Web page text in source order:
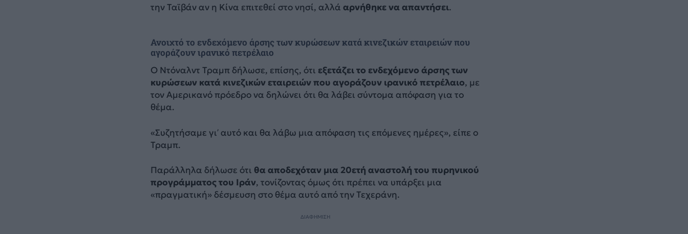
την Ταϊβάν αν η Κίνα επιτεθεί στο νησί, αλλά αρνήθηκε να απαντήσει.
Ανοιχτό το ενδεχόμενο άρσης των κυρώσεων κατά κινεζικών εταιρειών που
αγοράζουν ιρανικό πετρέλαιο
Ο Ντόναλντ Τραμπ δήλωσε, επίσης, ότι εξετάζει το ενδεχόμενο άρσης των
κυρώσεων κατά κινεζικών εταιρειών που αγοράζουν ιρανικό πετρέλαιο, με
τον Αμερικανό πρόεδρο να δηλώνει ότι θα λάβει σύντομα απόφαση για το
θέμα.
«Συζητήσαμε γι’ αυτό και θα λάβω μια απόφαση τις επόμενες ημέρες», είπε ο
Τραμπ.
Παράλληλα δήλωσε ότι θα αποδεχόταν μια 20ετή αναστολή του πυρηνικού
προγράμματος του Ιράν, τονίζοντας όμως ότι πρέπει να υπάρξει μια
«πραγματική» δέσμευση στο θέμα αυτό από την Τεχεράνη.
ΔΙΑΦΗΜΙΣΗ